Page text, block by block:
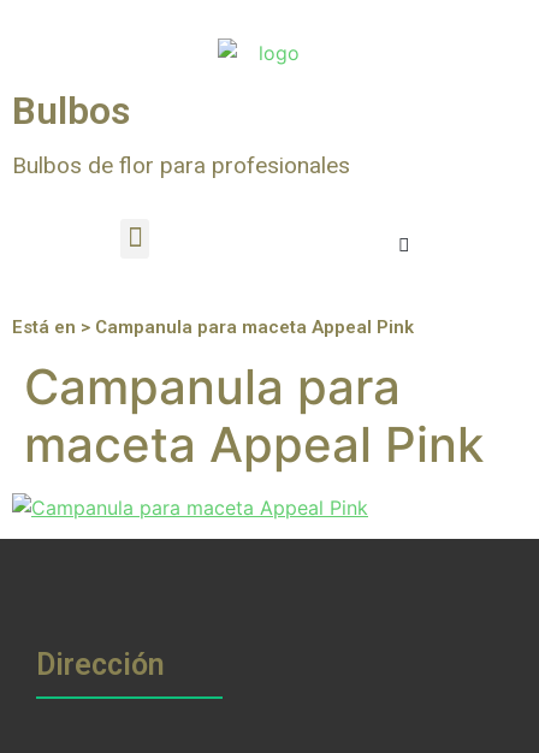
Bulbos
Bulbos de flor para profesionales
Está en > Campanula para maceta Appeal Pink
Campanula para
maceta Appeal Pink
Dirección